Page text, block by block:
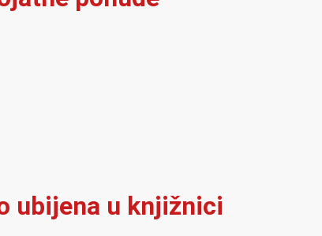
ubijena u knjižnici